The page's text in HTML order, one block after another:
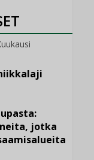
jotka